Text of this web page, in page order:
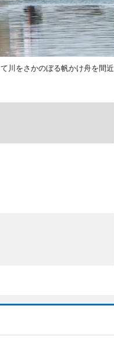
川をさかのぼる帆かけ舟を間近